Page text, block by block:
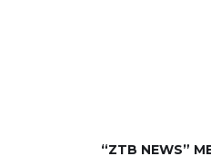
“ZTB NEWS”